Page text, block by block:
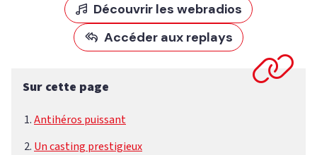
Découvrir les webradios
Accéder aux replays
Sur cette page
Antihéros puissant
Un casting prestigieux